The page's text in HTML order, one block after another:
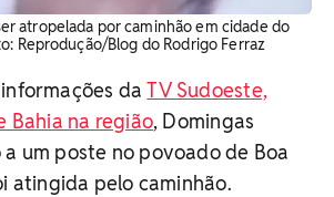
atropelada por caminhão em cidade do
Reprodução/Blog do Rodrigo Ferraz
daTV Sudoeste,
Bahia na região, Domingas
um poste no povoado de Boa
atingida pelo caminhão.